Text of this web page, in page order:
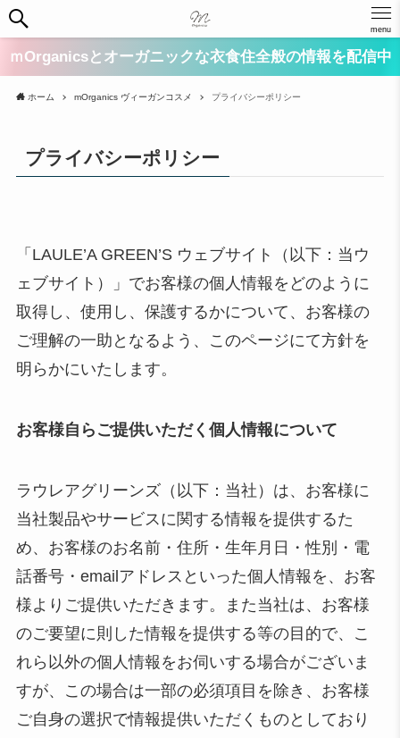
menu
ｍOrganicsとオーガニックな衣食住全般の情報を配信中
ホーム mOrganics ヴィーガンコスメ プライバシーポリシー
プライバシーポリシー
「LAULE’A GREEN’S ウェブサイト（以下：当ウ
ェブサイト）」でお客様の個人情報をどのように
取得し、使用し、保護するかについて、お客様の
ご理解の一助となるよう、このページにて方針を
明らかにいたします。
お客様自らご提供いただく個人情報について
ラウレアグリーンズ（以下：当社）は、お客様に
当社製品やサービスに関する情報を提供するた
め、お客様のお名前・住所・生年月日・性別・電
話番号・emailアドレスといった個人情報を、お客
様よりご提供いただきます。また当社は、お客様
のご要望に則した情報を提供する等の目的で、こ
れら以外の個人情報をお伺いする場合がございま
すが、この場合は一部の必須項目を除き、お客様
ご自身の選択で情報提供いただくものとしており